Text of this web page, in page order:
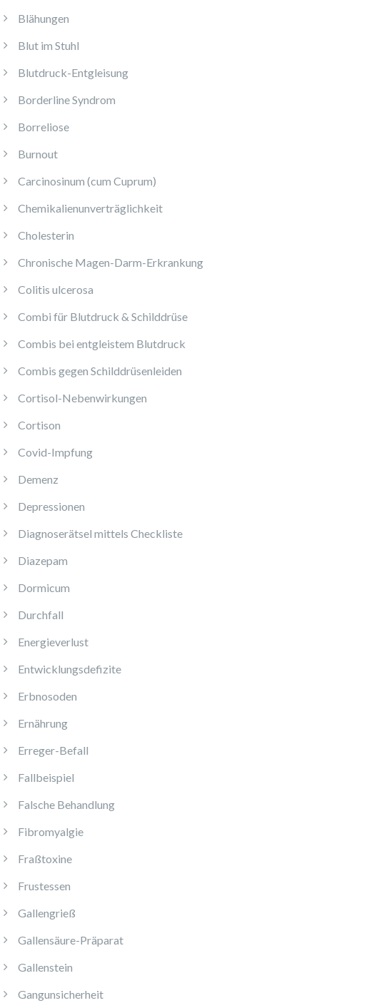
Blähungen
Blut im Stuhl
Blutdruck-Entgleisung
Borderline Syndrom
Borreliose
Burnout
Carcinosinum (cum Cuprum)
Chemikalienunverträglichkeit
Cholesterin
Chronische Magen-Darm-Erkrankung
Colitis ulcerosa
Combi für Blutdruck & Schilddrüse
Combis bei entgleistem Blutdruck
Combis gegen Schilddrüsenleiden
Cortisol-Nebenwirkungen
Cortison
Covid-Impfung
Demenz
Depressionen
Diagnoserätsel mittels Checkliste
Diazepam
Dormicum
Durchfall
Energieverlust
Entwicklungsdefizite
Erbnosoden
Ernährung
Erreger-Befall
Fallbeispiel
Falsche Behandlung
Fibromyalgie
Fraßtoxine
Frustessen
Gallengrieß
Gallensäure-Präparat
Gallenstein
Gangunsicherheit